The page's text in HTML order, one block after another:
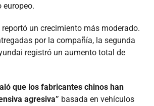
europeo.
un crecimiento más moderado.
por la compañía, la segunda
registró un aumento total de
que los fabricantes chinos han
agresiva” basada en vehículos